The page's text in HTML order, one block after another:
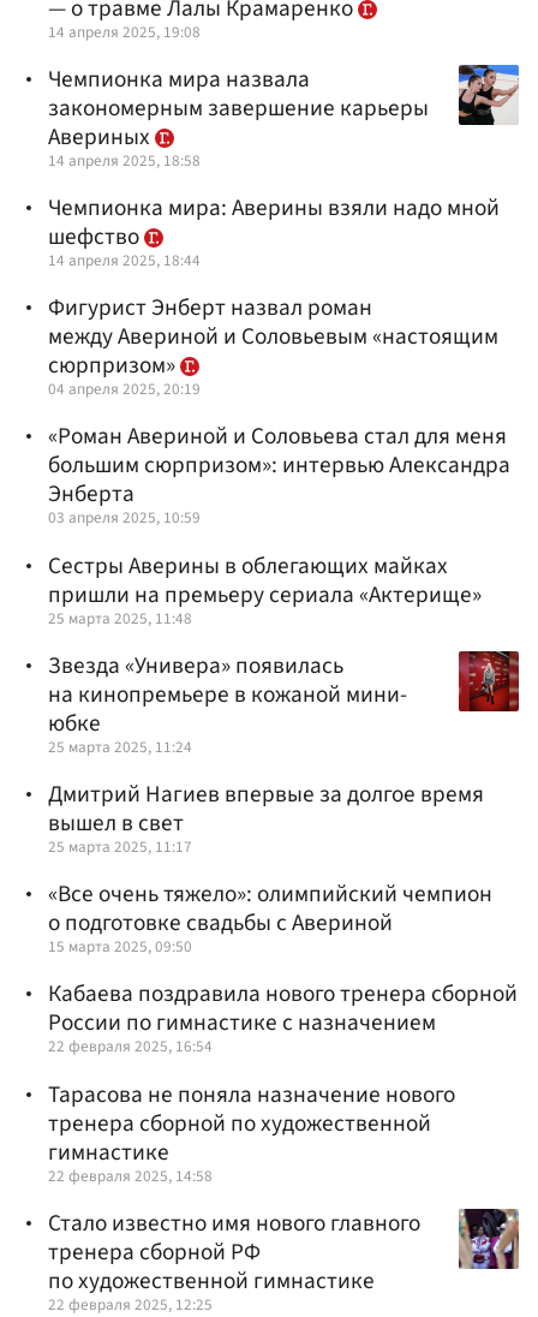
— о травме Лалы Крамаренко
14 апреля 2025, 19:08
Чемпионка мира назвала
закономерным завершение карьеры
Авериных
14 апреля 2025, 18:58
Чемпионка мира: Аверины взяли надо мной
шефство
14 апреля 2025, 18:44
Фигурист Энберт назвал роман
между Авериной и Соловьевым «настоящим
сюрпризом»
04 апреля 2025, 20:19
«Роман Авериной и Соловьева стал для меня
большим сюрпризом»: интервью Александра
Энберта
03 апреля 2025, 10:59
Сестры Аверины в облегающих майках
пришли на премьеру сериала «Актерище»
25 марта 2025, 11:48
Звезда «Универа» появилась
на кинопремьере в кожаной мини-
юбке
25 марта 2025, 11:24
Дмитрий Нагиев впервые за долгое время
вышел в свет
25 марта 2025, 11:17
«Все очень тяжело»: олимпийский чемпион
о подготовке свадьбы с Авериной
15 марта 2025, 09:50
Кабаева поздравила нового тренера сборной
России по гимнастике с назначением
22 февраля 2025, 16:54
Тарасова не поняла назначение нового
тренера сборной по художественной
гимнастике
22 февраля 2025, 14:58
Стало известно имя нового главного
тренера сборной РФ
по художественной гимнастике
22 февраля 2025, 12:25